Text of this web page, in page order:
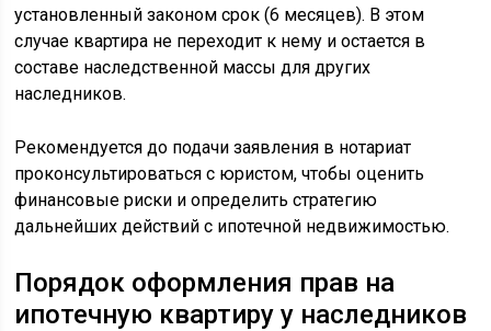
установленный законом срок (6 месяцев). В этом
случае квартира не переходит к нему и остается в
составе наследственной массы для других
наследников.
Рекомендуется до подачи заявления в нотариат
проконсультироваться с юристом, чтобы оценить
финансовые риски и определить стратегию
дальнейших действий с ипотечной недвижимостью.
Порядок оформления прав на
ипотечную квартиру у наследников